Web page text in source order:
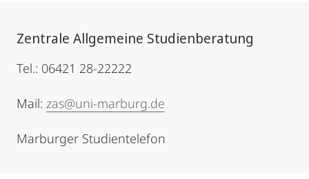
Zentrale Allgemeine Studienberatung
Tel.: 06421 28-22222
Mail: zas@uni-marburg.de
Marburger Studientelefon